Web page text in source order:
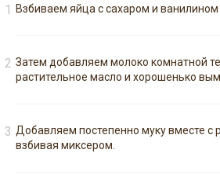
Взбиваем яйца с сахаром и ванилином
Затем добавляем молоко комнатной
растительное масло и хорошенько
Добавляем постепенно муку вместе с
взбивая миксером.